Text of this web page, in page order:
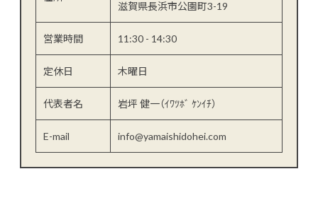
滋賀県長浜市公園町3-19
営業時間 11:30 - 14:30
定休日 木曜日
代表者名 岩坪 健一（ｲﾜﾂﾎﾞ ｹﾝｲﾁ）
E-mail info@yamaishidohei.com